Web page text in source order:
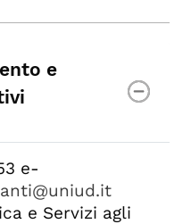
e
e-
e Servizi agli